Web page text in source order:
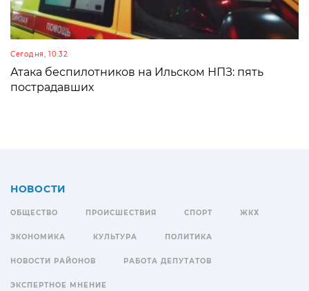
Сегодня, 10:32
Атака беспилотников на Ильском НПЗ: пять
пострадавших
НОВОСТИ
ОБЩЕСТВО ПРОИСШЕСТВИЯ СПОРТ ЖКХ
ЭКОНОМИКА КУЛЬТУРА ПОЛИТИКА
НОВОСТИ РАЙОНОВ РАБОТА ДЕПУТАТОВ
ЭКСПЕРТНОЕ МНЕНИЕ